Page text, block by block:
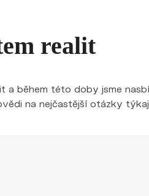
realit
během této doby jsme
na nejčastější otázky